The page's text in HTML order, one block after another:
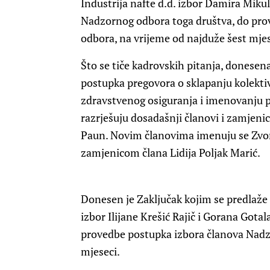
Industrija nafte d.d. izbor Damira
Nadzornog odbora toga društva, do
odbora, na vrijeme od najduže šest
Što se tiče kadrovskih pitanja,
postupka pregovora o sklapanju
zdravstvenog osiguranja i imenovanju
razrješuju dosadašnji članovi i
Paun. Novim članovima imenuju se
zamjenicom člana Lidija Poljak Marić.
Donesen je Zaključak kojim se
izbor Ilijane Krešić Rajič i Gorana
provedbe postupka izbora članova
mjeseci.